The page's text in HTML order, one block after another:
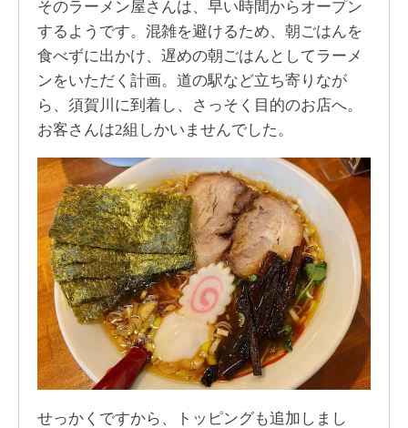
そのラーメン屋さんは、早い時間からオープン
するようです。混雑を避けるため、朝ごはんを
食べずに出かけ、遅めの朝ごはんとしてラーメ
ンをいただく計画。道の駅など立ち寄りなが
ら、須賀川に到着し、さっそく目的のお店へ。
お客さんは2組しかいませんでした。
せっかくですから、トッピングも追加しまし